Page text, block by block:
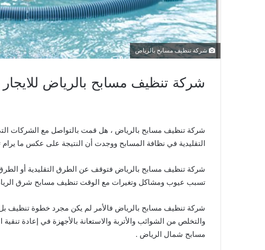
شركة تنظيف مسابح بالرياض
شركة تنظيف مسابح بالرياض للايجار 00201002461306
شركة تنظيف مسابح بالرياض ، هل قمت بالتواصل مع الشركات
التقليدية في نظافة المسابح ووجدت أن النتيجة على عكس ما
شركة تنظيف مسابح بالرياض فتوقف عن الطرق التقليدية أو
تسبب عيوب ومشاكل وتغيرات مع الوقت تنظيف مسابح شرق
شركة تنظيف مسابح بالرياض فالأمر لم يكن مجرد خطوة تنظيف بل هو
والتخلص من الشوائب والأتربة والاستعانة بالأجهزة في إعادة
مسابح شمال الرياض .